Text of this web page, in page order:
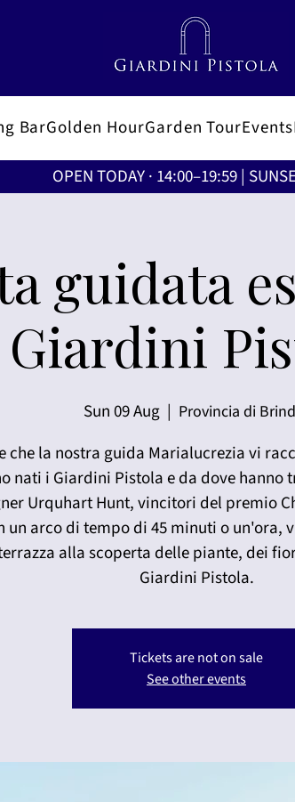
BarGolden HourGarden TourEvents
OPEN TODAY · 14:00–19:59 |
guidata
Giardini
Sun 09 Aug
  |
Provincia di
che la nostra guida Marialucrezia vi
nati i Giardini Pistola e da dove hanno
Urquhart Hunt, vincitori del premio
un arco di tempo di 45 minuti o un'ora,
alla scoperta delle piante, dei
Giardini Pistola.
Tickets are not on sale
See other events